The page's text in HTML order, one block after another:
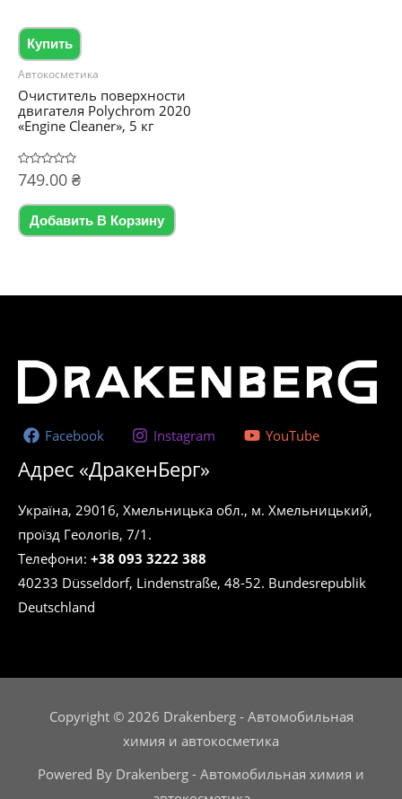
Купить
Автокосметика
Очиститель поверхности
двигателя Polychrom 2020
«Engine Cleaner», 5 кг
Оценка
0
5
749.00 ₴
Добавить В Корзину
Facebook Instagram YouTube
Адрес «ДракенБерг»
Україна, 29016, Хмельницька обл., м. Хмельницький,
проїзд Геологів, 7/1.
Телефони: +38 093 3222 388
40233 Düsseldorf, Lindenstraße, 48-52. Bundesrepublik
Deutschland
Copyright © 2026 Drakenberg - Автомобильная
химия и автокосметика
Powered By Drakenberg - Автомобильная химия и